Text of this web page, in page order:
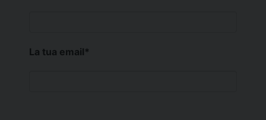
La tua email*